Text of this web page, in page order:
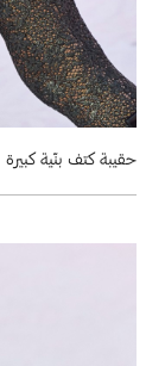
حقيبة كتف بنّية كبيرة